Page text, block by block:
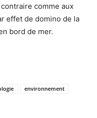
comme aux
effet de domino de la
bord de mer.
environnement